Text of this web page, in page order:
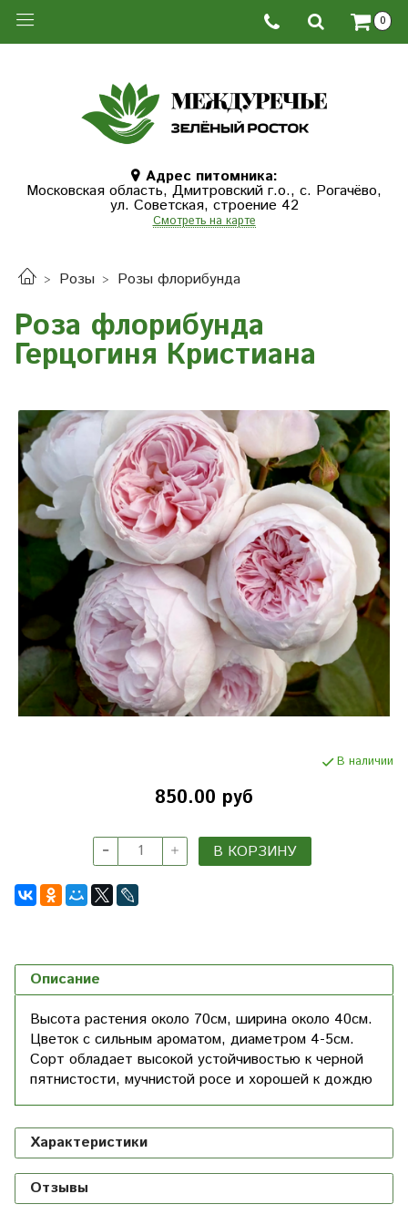
0
Адрес питомника:
Московская область, Дмитровcкий г.о., с. Рогачёво,
ул. Советская, строение 42
Смотреть на карте
Розы Розы флорибунда
Роза флорибунда
Герцогиня Кристиана
В наличии
850.00 руб
В КОРЗИНУ
Описание
Высота растения около 70см, ширина около 40см.
Цветок с сильным ароматом, диаметром 4-5см.
Сорт обладает высокой устойчивостью к черной
пятнистости, мучнистой росе и хорошей к дождю
Характеристики
Отзывы